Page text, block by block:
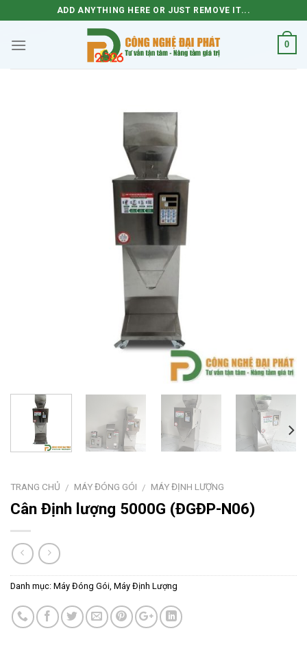
to
content
ADD ANYTHING HERE OR JUST REMOVE IT...
0
TRANG CHỦ / MÁY ĐÓNG GÓI / MÁY ĐỊNH LƯỢNG
Cân Định lượng 5000G (ĐGĐP-N06)
Danh mục: Máy Đóng Gói, Máy Định Lượng